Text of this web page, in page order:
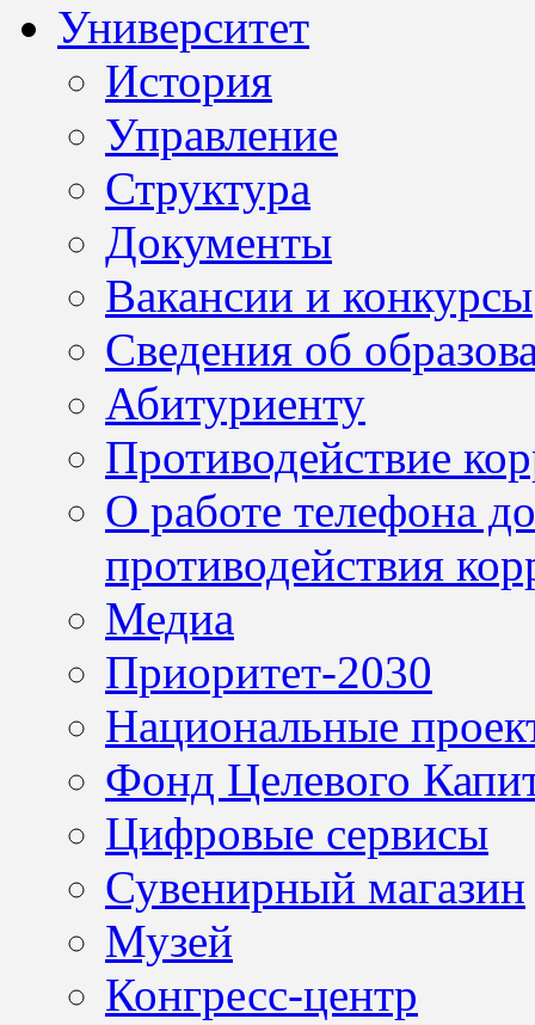
Университет
История
Управление
Структура
Документы
Вакансии и конкурсы
Сведения об
Абитуриенту
Противодействие
О работе телефона
противодействия
Медиа
Приоритет-2030
Национальные
Фонд Целевого
Цифровые сервисы
Сувенирный магазин
Музей
Конгресс-центр